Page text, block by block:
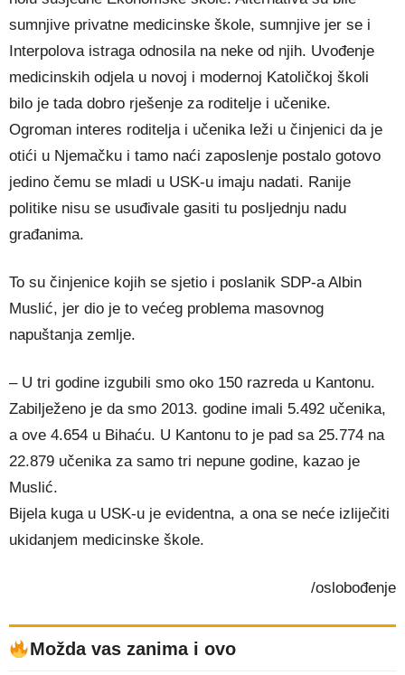
sumnjive privatne medicinske škole, sumnjive jer se i
Interpolova istraga odnosila na neke od njih. Uvođenje
medicinskih odjela u novoj i modernoj Katoličkoj školi
bilo je tada dobro rješenje za roditelje i učenike.
Ogroman interes roditelja i učenika leži u činjenici da je
otići u Njemačku i tamo naći zaposlenje postalo gotovo
jedino čemu se mladi u USK-u imaju nadati. Ranije
politike nisu se usuđivale gasiti tu posljednju nadu
građanima.
To su činjenice kojih se sjetio i poslanik SDP-a Albin
Muslić, jer dio je to većeg problema masovnog
napuštanja zemlje.
– U tri godine izgubili smo oko 150 razreda u Kantonu.
Zabilježeno je da smo 2013. godine imali 5.492 učenika,
a ove 4.654 u Bihaću. U Kantonu to je pad sa 25.774 na
22.879 učenika za samo tri nepune godine, kazao je
Muslić.
Bijela kuga u USK-u je evidentna, a ona se neće izliječiti
ukidanjem medicinske škole.
/oslobođenje
Možda vas zanima i ovo